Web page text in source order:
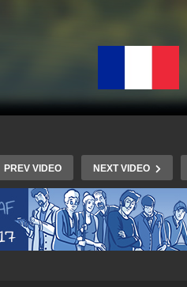
PREV VIDEO NEXT VIDEO